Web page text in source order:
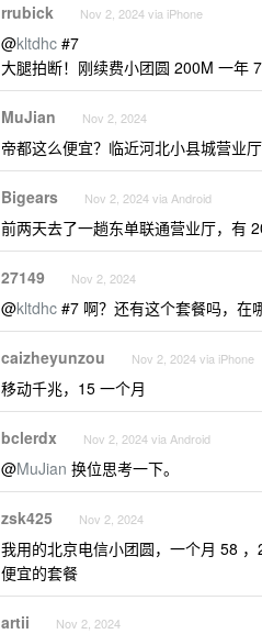
rrubick Nov 2, 2024 via iPhone
@kltdhc #7
大腿拍断！刚续费小团圆 200M 一年
MuJian Nov 2, 2024
帝都这么便宜？临近河北小县城营业
Bigears Nov 2, 2024 via Android
前两天去了一趟东单联通营业厅，有
27149 Nov 2, 2024
@kltdhc #7 啊？还有这个套餐吗，在
caizheyunzou Nov 2, 2024 via iPhone
移动千兆，15 一个月
bclerdx Nov 2, 2024 via Android
@MuJian 换位思考一下。
zsk425 Nov 2, 2024
我用的北京电信小团圆，一个月 58
便宜的套餐
artii Nov 2, 2024